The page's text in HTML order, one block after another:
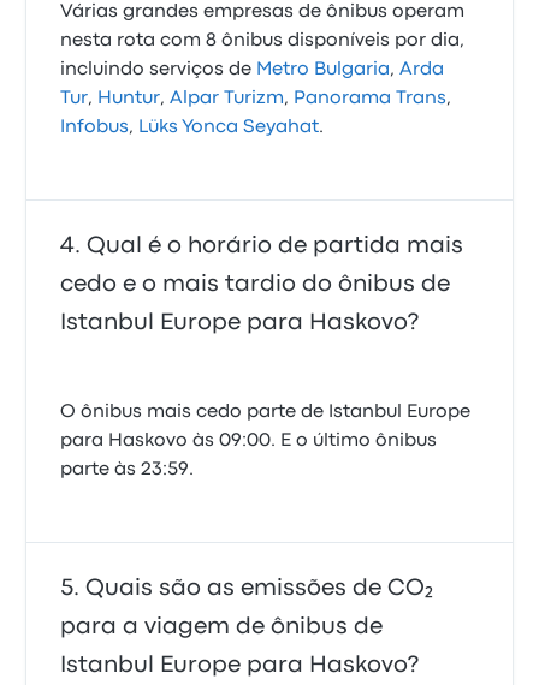
Várias grandes empresas de ônibus operam
nesta rota com 8 ônibus disponíveis por dia,
incluindo serviços de Metro Bulgaria,Arda
Tur, Huntur,Alpar Turizm, Panorama Trans,
Infobus, Lüks Yonca Seyahat.
Qual é o horário de partida mais
cedo e o mais tardio do ônibus de
Istanbul Europe para Haskovo?
O ônibus mais cedo parte de Istanbul Europe
para Haskovo às 09:00. E o último ônibus
parte às 23:59.
Quais são as emissões de CO₂
para a viagem de ônibus de
Istanbul Europe para Haskovo?